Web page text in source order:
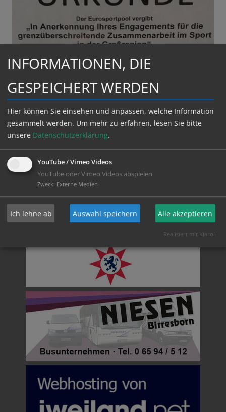
INFORMATIONEN, DIE
GESPEICHERT WERDEN
Hier können Sie einsehen und anpassen, welche Information
gesammelt werden. Um mehr zu erfahren, lesen Sie bitte
unsere Datenschutzerklärung.
YouTube / Vimeo Videos
YouTube oder Vimeo Videos abspielen
Zweck: Externe Medien
Ich lehne ab Auswahl speichern Alle akzeptieren
Realisiert mit Klaro!